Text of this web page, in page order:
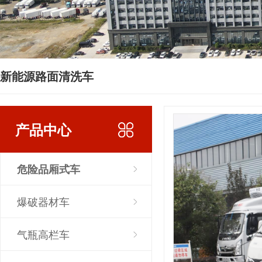
新能源路面清洗车
产品中心
危险品厢式车
爆破器材车
气瓶高栏车